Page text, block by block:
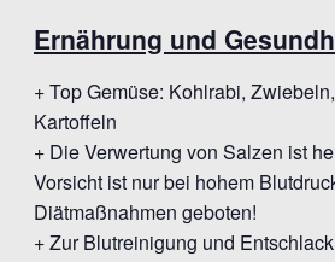
Ernährung und
+ Top Gemüse: Kohlrabi,
Kartoffeln
+ Die Verwertung von Salzen ist
Vorsicht ist nur bei hohem
Diätmaßnahmen geboten!
+ Zur Blutreinigung und